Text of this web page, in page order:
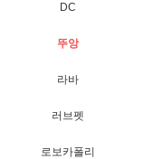
DC
뚜앙
라바
러브펫
로보카폴리